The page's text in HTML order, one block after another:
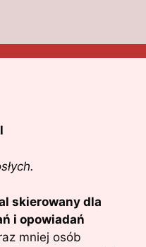
skierowany dla
i opowiadań
mniej osób